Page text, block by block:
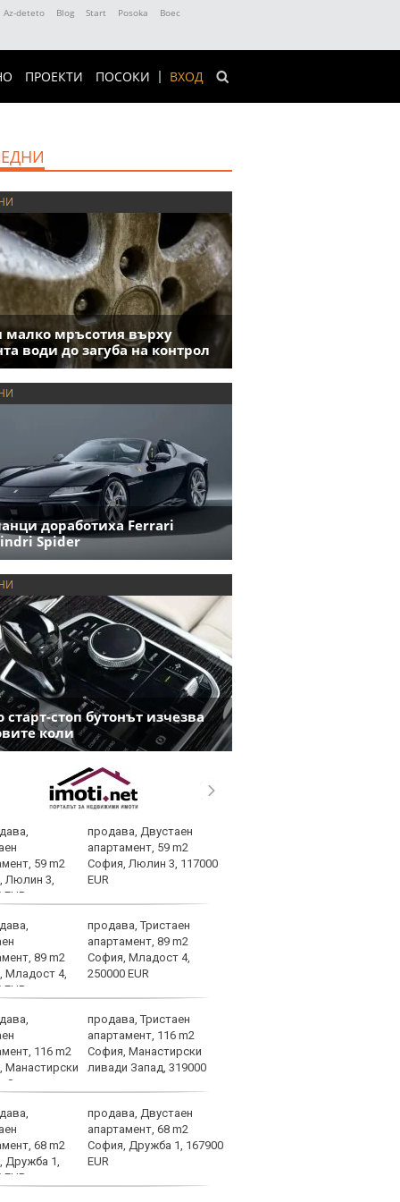
Az-deteto Blog Start Posoka
Boec
ВХОД
ПРОЕКТИ ПОСОКИ
малко мръсотия върху
води до загуба на контрол
доработиха Ferrari
Spider
стоп бутонът изчезва
коли
продава, Двустаен
апартамент, 59 m2
София, Люлин 3, 117000
EUR
продава, Тристаен
апартамент, 89 m2
София, Младост 4,
250000 EUR
продава, Тристаен
апартамент, 116 m2
София, Манастирски
ливади Запад, 319000
продава, Двустаен
апартамент, 68 m2
София, Дружба 1, 167900
EUR